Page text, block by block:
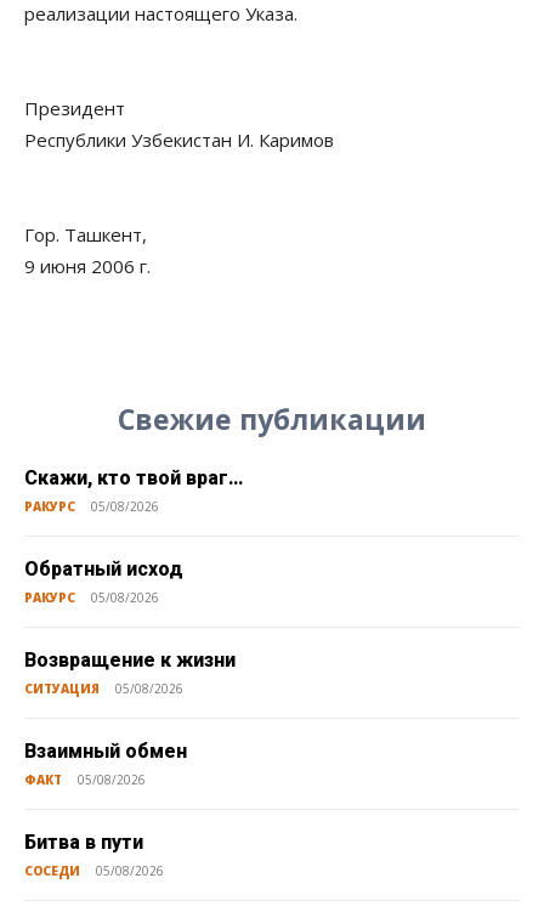
реализации настоящего Указа.
Президент
Республики Узбекистан И. Каримов
Гор. Ташкент,
9 июня 2006 г.
Свежие публикации
Скажи, кто твой враг…
РАКУРС 05/08/2026
Обратный исход
РАКУРС 05/08/2026
Возвращение к жизни
СИТУАЦИЯ 05/08/2026
Взаимный обмен
ФАКТ 05/08/2026
Битва в пути
СОСЕДИ 05/08/2026